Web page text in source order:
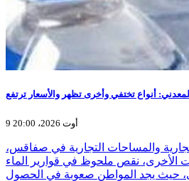
9 أوت 2026، 20:00
والمساحات التجارية في صفاقس،
الأخرى، نقص ملحوظ في قوارير الماء